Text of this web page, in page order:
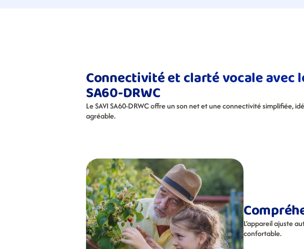
Connectivité et clarté vocale avec
SA60-DRWC
Le SAVI SA60-DRWC offre un son net et une connectivité simplifiée,
agréable.
L’appareil ajuste
confortable.